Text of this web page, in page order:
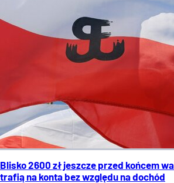
Blisko 2600 zł jeszcze przed końcem
trafią na konta bez względu na dochód